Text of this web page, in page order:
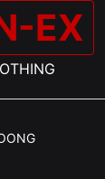
EX